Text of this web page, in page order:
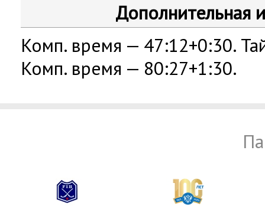
Дополнительная
Комп. время — 47:12+0:30.
Комп. время — 80:27+1:30.